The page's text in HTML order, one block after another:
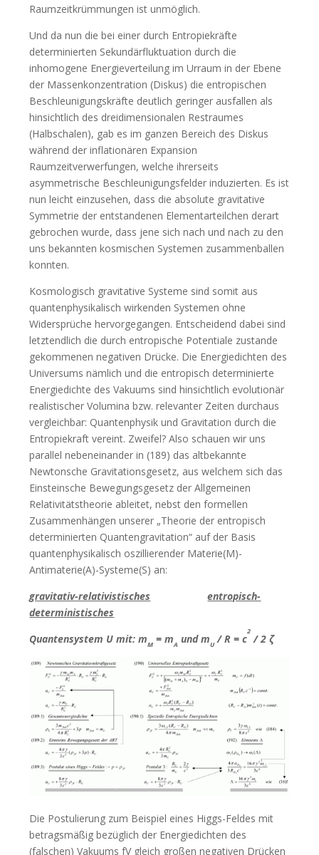
Raumzeitkrümmungen ist unmöglich.
Und da nun die bei einer durch Entropiekräfte
determinierten Sekundärfluktuation durch die
inhomogene Energieverteilung im Urraum in der Ebene
der Massenkonzentration (Diskus) die entropischen
Beschleunigungskräfte deutlich geringer ausfallen als
hinsichtlich des dreidimensionalen Restraumes
(Halbschalen), gab es im ganzen Bereich des Diskus
während der inflationären Expansion
Raumzeitverwerfungen, welche ihrerseits
asymmetrische Beschleunigungsfelder induzierten. Es ist
nun leicht einzusehen, dass die absolute gravitative
Symmetrie der entstandenen Elementarteilchen derart
gebrochen wurde, dass jene sich nach und nach zu den
uns bekannten kosmischen Systemen zusammenballen
konnten.
Kosmologisch gravitative Systeme sind somit aus
quantenphysikalisch wirkenden Systemen ohne
Widersprüche hervorgegangen. Entscheidend dabei sind
letztendlich die durch entropische Potentiale zustande
gekommenen negativen Drücke. Die Energiedichten des
Universums nämlich und die entropisch determinierte
Energiedichte des Vakuums sind hinsichtlich evolutionär
realistischer Volumina bzw. relevanter Zeiten durchaus
vergleichbar: Quantenphysik und Gravitation durch die
Entropiekraft vereint. Zweifel? Also schauen wir uns
parallel nebeneinander in (189) das altbekannte
Newtonsche Gravitationsgesetz, aus welchem sich das
Einsteinsche Bewegungsgesetz der Allgemeinen
Relativitätstheorie ableitet, nebst den formellen
Zusammenhängen unserer „Theorie der entropisch
determinierten Quantengravitation“ auf der Basis
quantenphysikalisch oszillierender Materie(M)-
Antimaterie(A)-Systeme(S) an:
gravitativ-relativistisches
entropisch-
deterministisches
Quantensystem U mit: mM = mA und mU / R = c
2
/ 2 ζ
Die Postulierung zum Beispiel eines Higgs-Feldes mit
betragsmäßig bezüglich der Energiedichten des
(falschen) Vakuums fV gleich großen negativen Drücken